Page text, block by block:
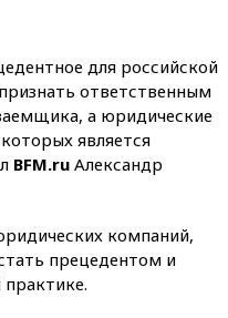
для российской
ответственным
а юридические
является
BFM.ru Александр
компаний,
прецедентом и